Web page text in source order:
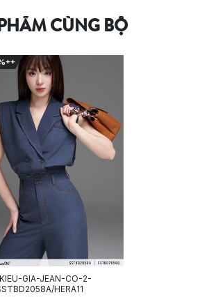
CÙNG BỘ
GIA-JEAN-CO-2-
HERA11